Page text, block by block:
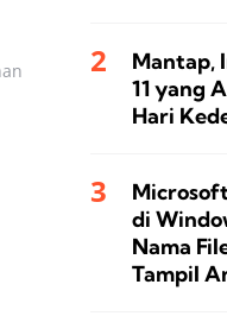
Mantap,
11 yang
Hari
di
Nama
Tampil